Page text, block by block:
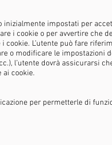
impostati per
i cookie o per avvertire che
L’utente può fare
o modificare le impostazioni
l’utente dovrà assicurarsi
cookie.
per permetterle di